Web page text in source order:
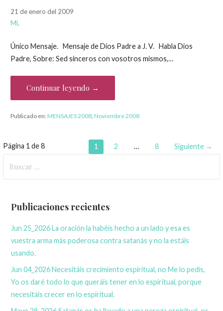
21 de enero del 2009
ML
Único Mensaje. Mensaje de Dios Padre a J. V. Habla Dios
Padre, Sobre: Sed sinceros con vosotros mismos,…
Continuar leyendo →
Publicado en:MENSAJES 2008, Noviembre 2008
N
a
g
Página 1 de 8 1 2 … 8 Siguiente →
Publicaciones recientes
Jun 25_2026 La oración la habéis hecho a un lado y esa es
vuestra arma más poderosa contra satanás y no la estáis
usando.
Jun 04_2026 Necesitáis crecimiento espiritual, no Me lo pedís,
Yo os daré todo lo que queráis tener en lo espiritual, porque
necesitáis crecer en lo espiritual.